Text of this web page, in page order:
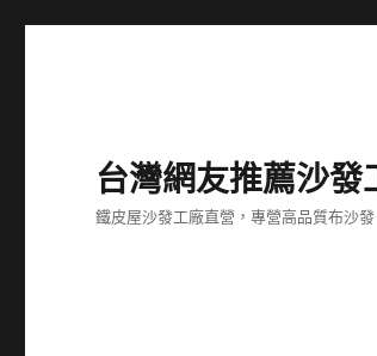
台灣網友推薦沙發
鐵皮屋沙發工廠直營，專營高品質布沙